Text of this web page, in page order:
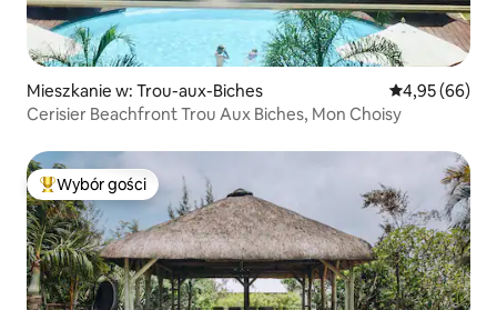
Mieszkanie w: Trou-aux-Biches Średnia
4,95 (66)
Cerisier Beachfront Trou Aux Biches, Mon Choisy
Najpopularniejsze z kategorii Wybór gości
Wybór gości